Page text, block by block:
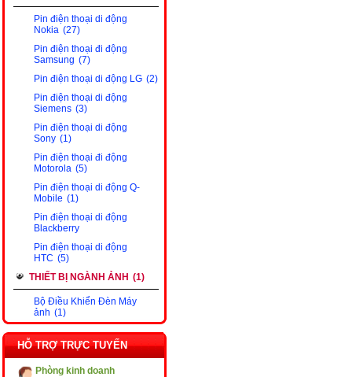
Pin điện thoại di động
Nokia (27)
Pin điện thoại đi động
Samsung (7)
Pin điện thoại di động LG (2)
Pin điện thoại di động
Siemens (3)
Pin điện thoại di động
Sony (1)
Pin điện thoại đi động
Motorola (5)
Pin điện thoại di động Q-
Mobile (1)
Pin điện thoại di động
Blackberry
Pin điện thoại di động
HTC (5)
THIẾT BỊ NGÀNH ẢNH (1)
Bộ Điều Khiển Đèn Máy
ảnh (1)
HỖ TRỢ TRỰC TUYẾN
Phòng kinh doanh